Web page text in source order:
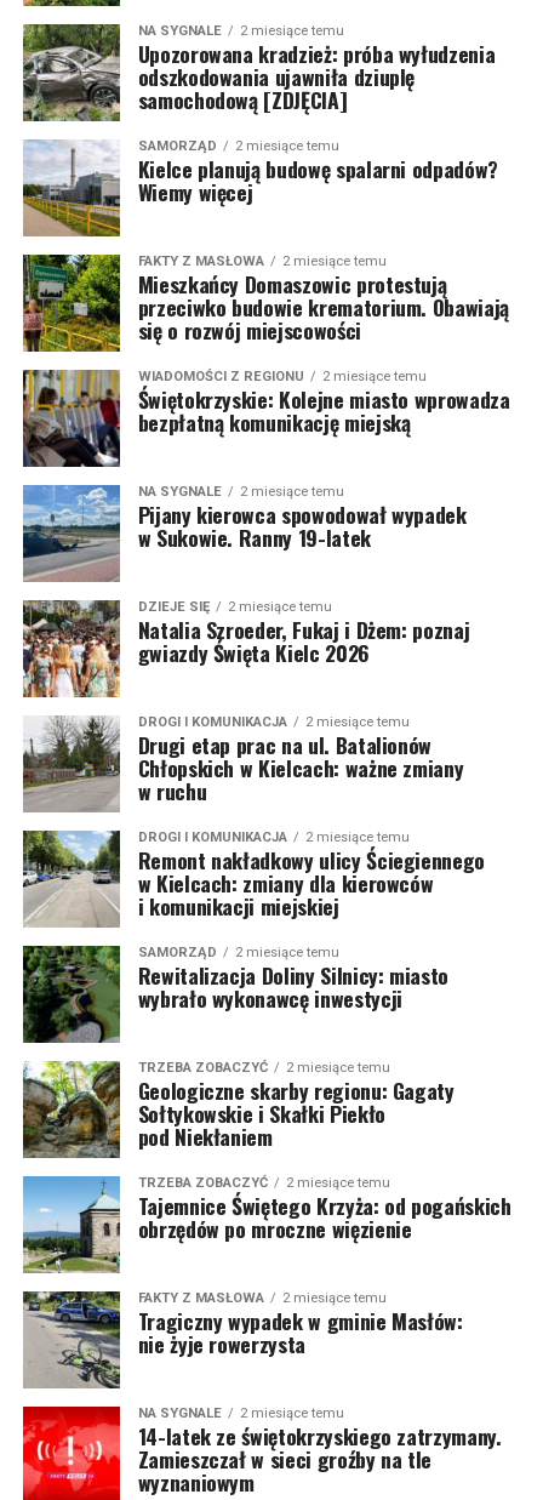
NA SYGNALE 2 miesiące temu
Upozorowana kradzież: próba wyłudzenia
odszkodowania ujawniła dziuplę
samochodową [ZDJĘCIA]
SAMORZĄD 2 miesiące temu
Kielce planują budowę spalarni odpadów?
Wiemy więcej
FAKTY Z MASŁOWA 2 miesiące temu
Mieszkańcy Domaszowic protestują
przeciwko budowie krematorium. Obawiają
się o rozwój miejscowości
WIADOMOŚCI Z REGIONU 2 miesiące temu
Świętokrzyskie: Kolejne miasto wprowadza
bezpłatną komunikację miejską
NA SYGNALE 2 miesiące temu
Pijany kierowca spowodował wypadek
w Sukowie. Ranny 19-latek
DZIEJE SIĘ 2 miesiące temu
Natalia Szroeder, Fukaj i Dżem: poznaj
gwiazdy Święta Kielc 2026
DROGI I KOMUNIKACJA 2 miesiące temu
Drugi etap prac na ul. Batalionów
Chłopskich w Kielcach: ważne zmiany
w ruchu
DROGI I KOMUNIKACJA 2 miesiące temu
Remont nakładkowy ulicy Ściegiennego
w Kielcach: zmiany dla kierowców
i komunikacji miejskiej
SAMORZĄD 2 miesiące temu
Rewitalizacja Doliny Silnicy: miasto
wybrało wykonawcę inwestycji
TRZEBA ZOBACZYĆ 2 miesiące temu
Geologiczne skarby regionu: Gagaty
Sołtykowskie i Skałki Piekło
pod Niekłaniem
TRZEBA ZOBACZYĆ 2 miesiące temu
Tajemnice Świętego Krzyża: od pogańskich
obrzędów po mroczne więzienie
FAKTY Z MASŁOWA 2 miesiące temu
Tragiczny wypadek w gminie Masłów:
nie żyje rowerzysta
NA SYGNALE 2 miesiące temu
14-latek ze świętokrzyskiego zatrzymany.
Zamieszczał w sieci groźby na tle
wyznaniowym